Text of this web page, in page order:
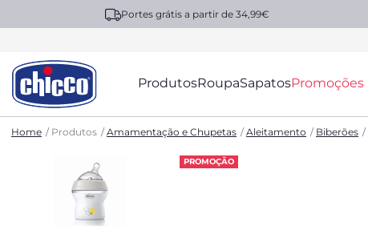
Portes grátis a partir de 34,99€
ProdutosRoupaSapatosPromoções
Home Produtos Amamentação e Chupetas Aleitamento Biberões
PROMOÇÃO